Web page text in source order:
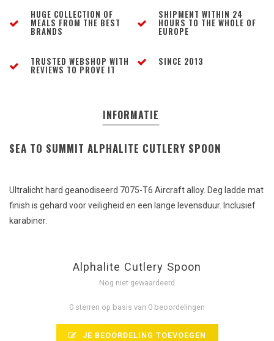
HUGE COLLECTION OF
MEALS FROM THE BEST
BRANDS
SHIPMENT WITHIN 24
HOURS TO THE WHOLE OF
EUROPE
TRUSTED WEBSHOP WITH
REVIEWS TO PROVE IT
SINCE 2013
INFORMATIE
SEA TO SUMMIT ALPHALITE CUTLERY SPOON
Ultralicht hard geanodiseerd 7075-T6 Aircraft alloy. Deg ladde mat
finish is gehard voor veiligheid en een lange levensduur. Inclusief
karabiner.
Alphalite Cutlery Spoon
Nog niet gewaardeerd
0 sterren op basis van 0 beoordelingen
JE BEOORDELING TOEVOEGEN